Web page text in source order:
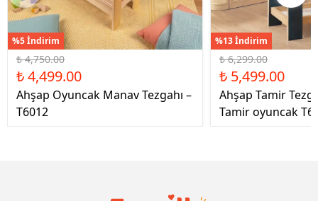
%5 İndirim
₺ 4,750.00
₺ 4,499.00
Ahşap Oyuncak Manav Tezgahı –
T6012
%13 İndirim
₺ 6,299.00
₺ 5,499.00
Ahşap Tamir
Tamir oyuncak